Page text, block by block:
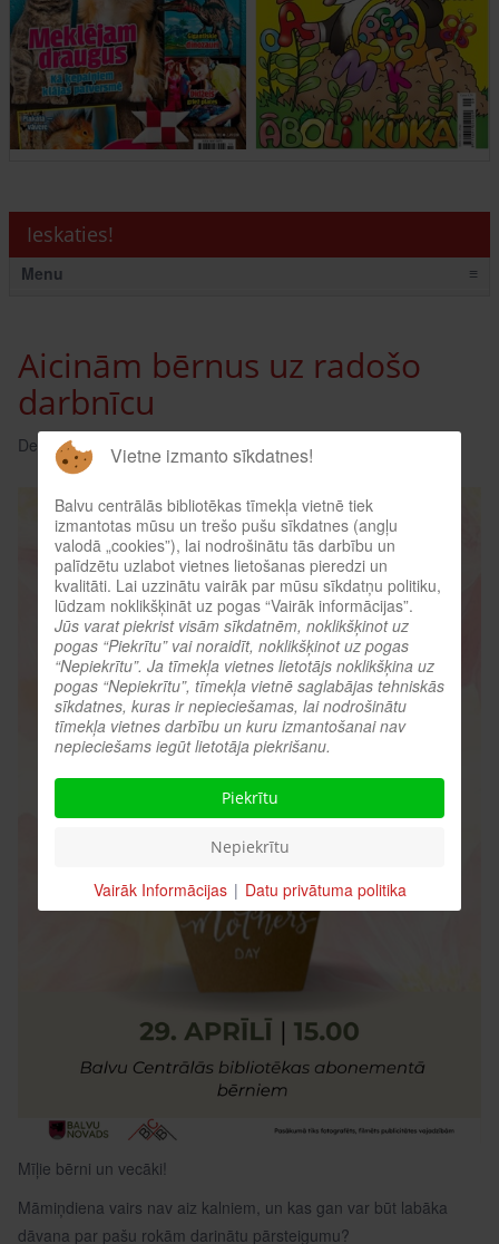
Ieskaties!
Menu ≡
Aicinām bērnus uz radošo
darbnīcu
Detaļas:Skatīts: 241
Mīļie bērni un vecāki!
Māmiņdiena vairs nav aiz kalniem, un kas gan var būt labāka
dāvana par pašu rokām darinātu pārsteigumu?
Vietne izmanto sīkdatnes!
Balvu centrālās bibliotēkas tīmekļa vietnē tiek
izmantotas mūsu un trešo pušu sīkdatnes (angļu
valodā „cookies”), lai nodrošinātu tās darbību un
palīdzētu uzlabot vietnes lietošanas pieredzi un
kvalitāti. Lai uzzinātu vairāk par mūsu sīkdatņu politiku,
lūdzam noklikšķināt uz pogas “Vairāk informācijas”.
Jūs varat piekrist visām sīkdatnēm, noklikšķinot uz
pogas “Piekrītu” vai noraidīt, noklikšķinot uz pogas
“Nepiekrītu”. Ja tīmekļa vietnes lietotājs noklikšķina uz
pogas “Nepiekrītu”, tīmekļa vietnē saglabājas tehniskās
sīkdatnes, kuras ir nepieciešamas, lai nodrošinātu
tīmekļa vietnes darbību un kuru izmantošanai nav
nepieciešams iegūt lietotāja piekrišanu.
Piekrītu
Nepiekrītu
Vairāk Informācijas | Datu privātuma politika